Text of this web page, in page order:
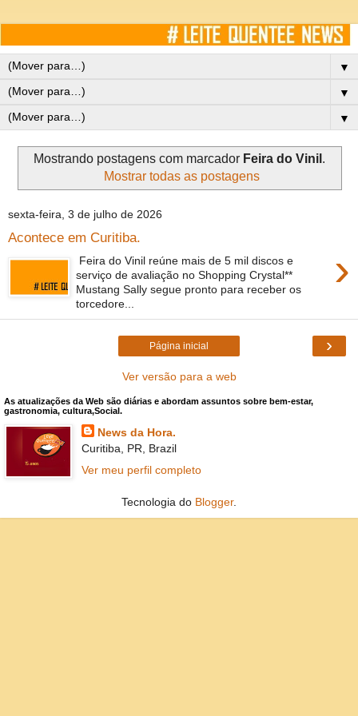
▼
▼
▼
Mostrando postagens com marcador Feira do Vinil .
Mostrar todas as postagens
sexta-feira, 3 de julho de 2026
Acontece em Curitiba.
›
Feira do Vinil reúne mais de 5 mil discos e
serviço de avaliação no Shopping Crystal**
Mustang Sally segue pronto para receber os
torcedore...
›
Página inicial
Ver versão para a web
As atualizações da Web são diárias e abordam assuntos sobre bem-estar,
gastronomia, cultura,Social.
News da Hora.
Curitiba, PR, Brazil
Ver meu perfil completo
Tecnologia do Blogger.